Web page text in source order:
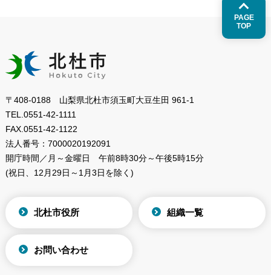
PAGE
TOP
〒408-0188 山梨県北杜市須玉町大豆生田 961-1
TEL. 0551-42-1111
FAX. 0551-42-1122
法人番号： 7000020192091
開庁時間／月～金曜日
午前8時30分～午後5時15分
(祝日、12月29日～1月3日を除く)
北杜市役所 組織一覧
お問い合わせ